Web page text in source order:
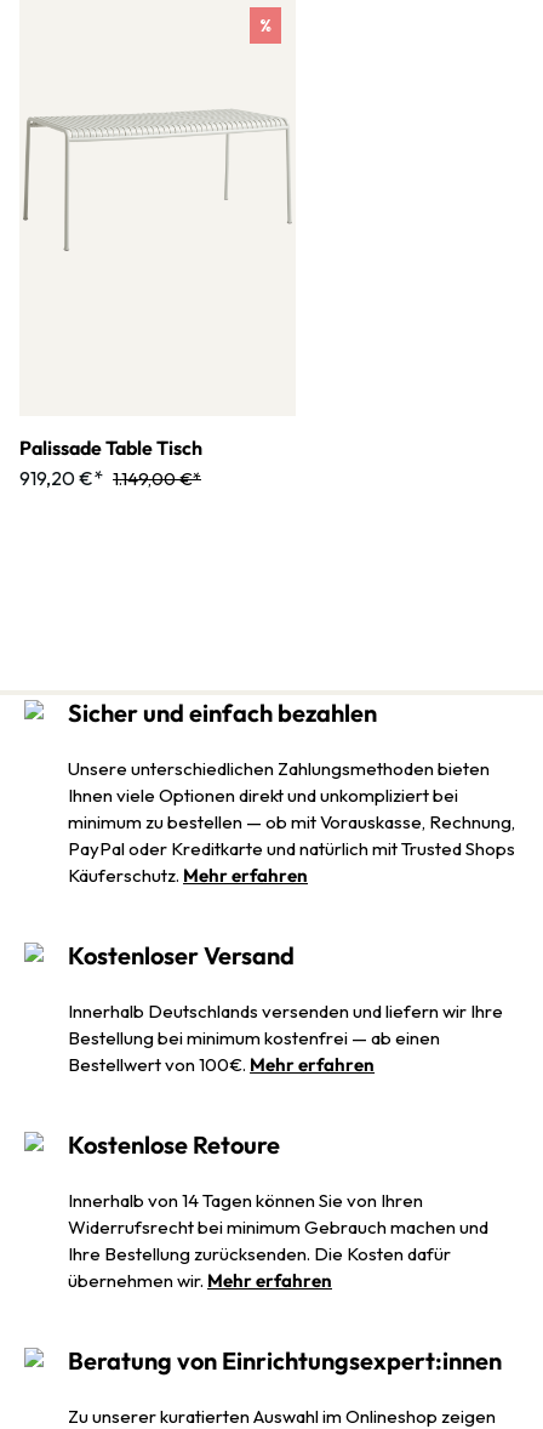
%
Palissade Table Tisch
919,20 €* 1.149,00 €*
Sicher und einfach bezahlen
Unsere unterschiedlichen Zahlungsmethoden bieten
Ihnen viele Optionen direkt und unkompliziert bei
minimum zu bestellen — ob mit Vorauskasse, Rechnung,
PayPal oder Kreditkarte und natürlich mit Trusted Shops
Käuferschutz. Mehr erfahren
Kostenloser Versand
Innerhalb Deutschlands versenden und liefern wir Ihre
Bestellung bei minimum kostenfrei — ab einen
Bestellwert von 100€. Mehr erfahren
Kostenlose Retoure
Innerhalb von 14 Tagen können Sie von Ihren
Widerrufsrecht bei minimum Gebrauch machen und
Ihre Bestellung zurücksenden. Die Kosten dafür
übernehmen wir. Mehr erfahren
Beratung von Einrichtungsexpert:innen
Zu unserer kuratierten Auswahl im Onlineshop zeigen